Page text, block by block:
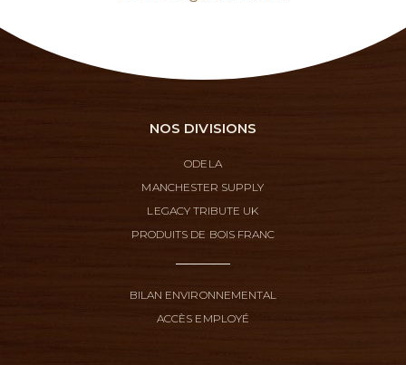
NOS DIVISIONS
ODELA
MANCHESTER SUPPLY
LEGACY TRIBUTE UK
PRODUITS DE BOIS FRANC
BILAN ENVIRONNEMENTAL
ACCÈS EMPLOYÉ